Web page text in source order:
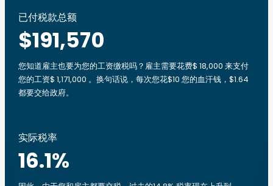
已付税款总额
$191,570
您知道雇主也要为您的工资缴税吗？雇主需要花费$ 18,000 来支付
您的工资$ 1,171,000 。换句话说，每次您花$10 您的血汗钱，$1.64
都要交给政府。
实际税率
16.1%